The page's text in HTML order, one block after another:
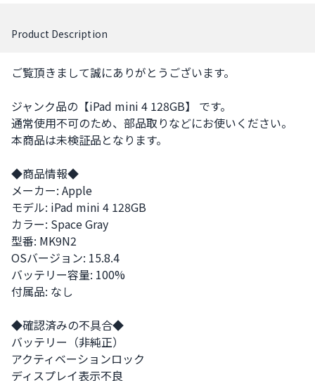
Product Description
ご覧頂きまして誠にありがとうございます。
ジャンク品の【iPad mini 4 128GB】 です。
通常使用不可のため、部品取りなどにお使いください。
本商品は未検証品となります。
◆商品情報◆
メーカー: Apple
モデル: iPad mini 4 128GB
カラー: Space Gray
型番: MK9N2
OSバージョン: 15.8.4
バッテリー容量: 100%
付属品: なし
◆確認済みの不具合◆
バッテリー（非純正）
アクティベーションロック
ディスプレイ表示不良